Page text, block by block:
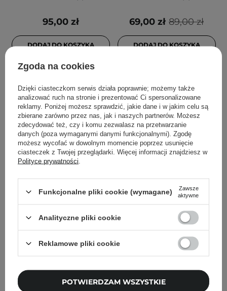
95,00 zł
DODAJ DO KOSZYKA
89,00 zł
69,00 zł
DODAJ DO KOSZYKA
Kaine - Caffetinal Cream -
Krem do Twarzy z Kofeiną
DODAJ DO KOSZYKA
Kaine - Rosemary Relief
Body Mist -
Rozmarynowa Mgiełka do
Ciała - 150ml
DODAJ DO KOSZYKA
Zgoda na cookies
Dzięki ciasteczkom serwis działa poprawnie; możemy także
analizować ruch na stronie i prezentować Ci spersonalizowane
reklamy. Poniżej możesz sprawdzić, jakie dane i w jakim celu są
zbierane zarówno przez nas, jak i naszych partnerów. Możesz
zdecydować też, czy i komu zezwalasz na przetwarzanie
danych (poza wymaganymi danymi funkcjonalnymi). Zgodę
możesz wycofać w dowolnym momencie poprzez usunięcie
ciasteczek z Twojej przeglądarki. Więcej informacji znajdziesz w
Polityce prywatności
Funkcjonalne pliki cookie (wymagane)
Zawsze
aktywne
Analityczne pliki cookie
Reklamowe pliki cookie
POTWIERDZAM WSZYSTKIE